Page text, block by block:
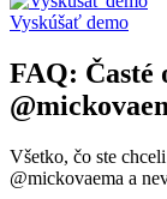
Vyskúšať demo
FAQ: Časté
Všetko, čo ste
@mickovaema a